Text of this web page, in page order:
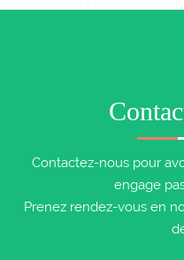
Contactez-nous pour
engage
Prenez rendez-vous en